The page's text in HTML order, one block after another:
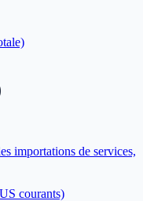
importations de services,
courants)